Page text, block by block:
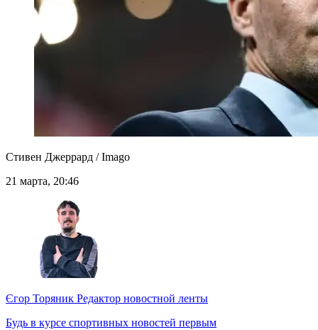
Стивен Джеррард / Imago
21 марта, 20:46
Єгор Торяник Редактор новостной ленты
Будь в курсе спортивных новостей первым